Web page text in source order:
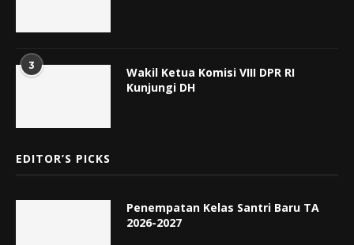
3
Wakil Ketua Komisi VIII DPR RI
Kunjungi DH
EDITOR’S PICKS
Penempatan Kelas Santri Baru TA
2026-2027